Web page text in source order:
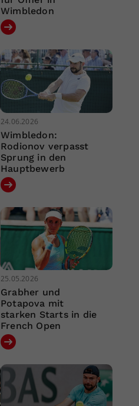
Wimbledon
24.06.2026
Wimbledon:
Rodionov verpasst
Sprung in den
Hauptbewerb
25.05.2026
Grabher und
Potapova mit
starken Starts in die
French Open